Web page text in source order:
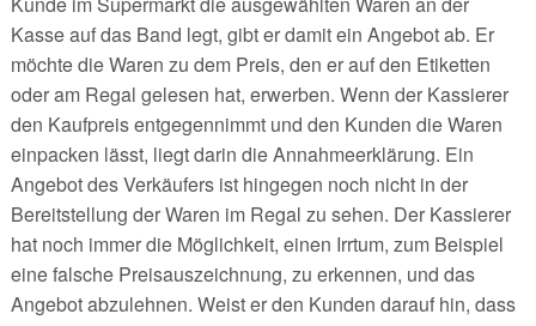
Kasse auf das Band legt, gibt er damit ein Angebot ab. Er
möchte die Waren zu dem Preis, den er auf den Etiketten
oder am Regal gelesen hat, erwerben. Wenn der Kassierer
den Kaufpreis entgegennimmt und den Kunden die Waren
einpacken lässt, liegt darin die Annahmeerklärung. Ein
Angebot des Verkäufers ist hingegen noch nicht in der
Bereitstellung der Waren im Regal zu sehen. Der Kassierer
hat noch immer die Möglichkeit, einen Irrtum, zum Beispiel
eine falsche Preisauszeichnung, zu erkennen, und das
Angebot abzulehnen. Weist er den Kunden darauf hin, dass